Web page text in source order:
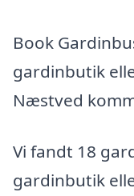
Book
gardinbutik
Næstved
Vi fandt 18
gardinbutik